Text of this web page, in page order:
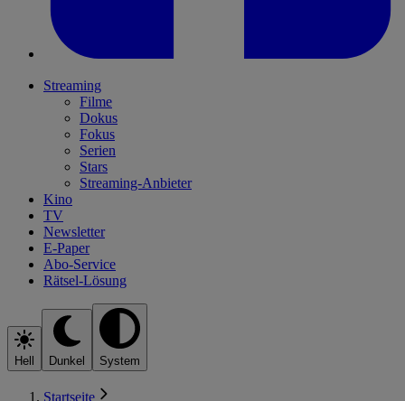
Streaming
Filme
Dokus
Fokus
Serien
Stars
Streaming-Anbieter
Kino
TV
Newsletter
E-Paper
Abo-Service
Rätsel-Lösung
Hell Dunkel System
Startseite